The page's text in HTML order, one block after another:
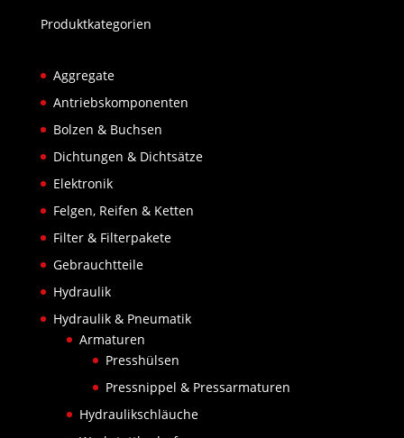
Produktkategorien
Aggregate
Antriebskomponenten
Bolzen & Buchsen
Dichtungen & Dichtsätze
Elektronik
Felgen, Reifen & Ketten
Filter & Filterpakete
Gebrauchtteile
Hydraulik
Hydraulik & Pneumatik
Armaturen
Presshülsen
Pressnippel & Pressarmaturen
Hydraulikschläuche